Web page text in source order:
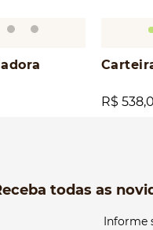
R$
todas as
Informe